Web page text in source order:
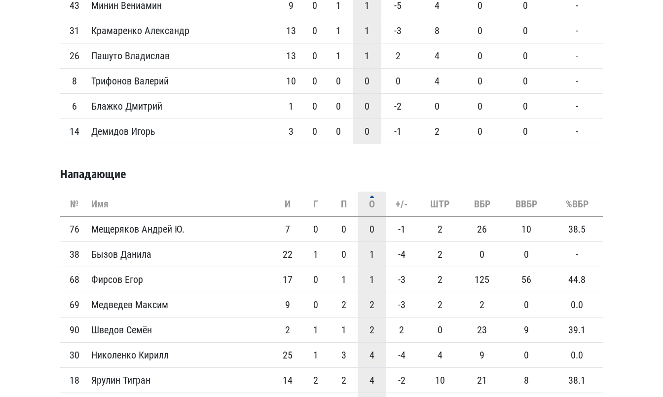
43 Минин Вениамин 9 0 1 1 -5 4 0 0 -
31 Крамаренко Александр 13 0 1 1 -3 8 0 0 -
26 Пашуто Владислав 13 0 1 1 2 4 0 0 -
8 Трифонов Валерий 10 0 0 0 0 4 0 0 -
6 Блажко Дмитрий 1 0 0 0 -2 0 0 0 -
14 Демидов Игорь 3 0 0 0 -1 2 0 0 -
Нападающие
№ Имя И Г П О +/- ШТР ВБР ВВБР %ВБР
76 Мещеряков Андрей Ю. 7 0 0 0 -1 2 26 10 38.5
38 Бызов Данила 22 1 0 1 -4 2 0 0 -
68 Фирсов Егор 17 0 1 1 -3 2 125 56 44.8
69 Медведев Максим 9 0 2 2 -3 2 2 0 0.0
90 Шведов Семён 2 1 1 2 2 0 23 9 39.1
30 Николенко Кирилл 25 1 3 4 -4 4 9 0 0.0
18 Ярулин Тигран 14 2 2 4 -2 10 21 8 38.1